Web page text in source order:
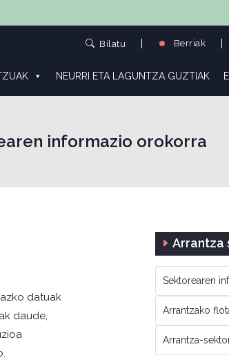
Bilatu Berriak
NEURRI ETA LAGUNTZA GUZTIAK
informazio orokorra
datuak
daude,
Arrantza
Sektorearen
Arrantzako
Arrantza-